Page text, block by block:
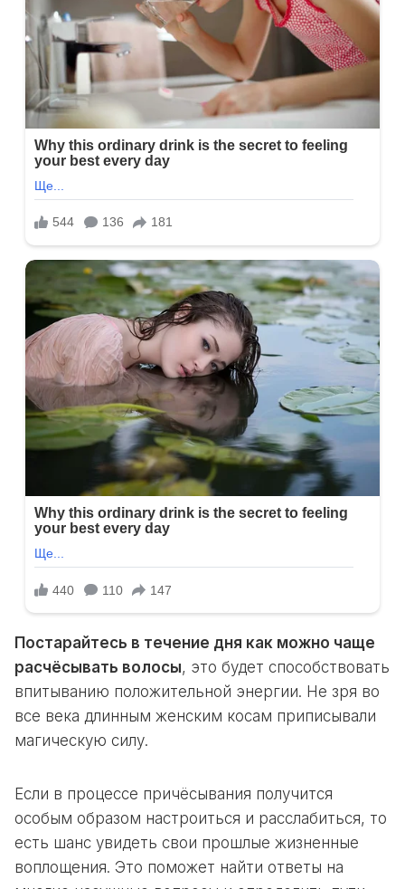
Постарайтесь в течение дня как можно чаще
расчёсывать волосы, это будет способствовать
впитыванию положительной энергии. Не зря во
все века длинным женским косам приписывали
магическую силу.
Если в процессе причёсывания получится
особым образом настроиться и расслабиться, то
есть шанс увидеть свои прошлые жизненные
воплощения. Это поможет найти ответы на